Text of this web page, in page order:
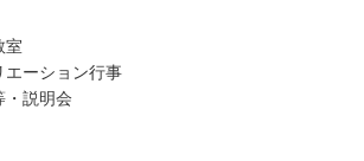
室
エーション行事
・説明会